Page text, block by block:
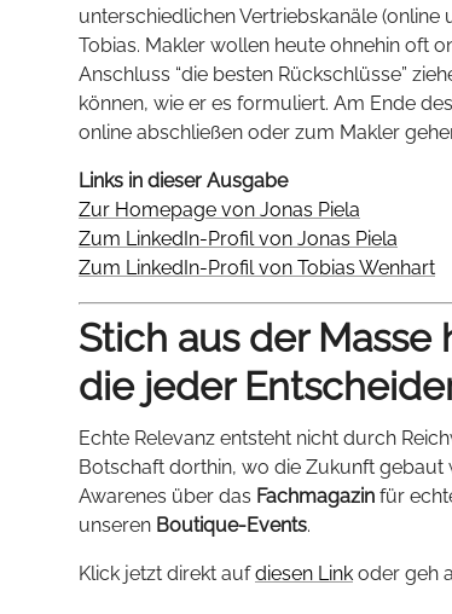
unterschiedlichen Vertriebskanäle
Tobias. Makler wollen heute ohnehin oft
Anschluss “die besten Rückschlüsse”
können, wie er es formuliert. Am Ende
online abschließen oder zum Makler
Links in dieser Ausgabe
Zur Homepage von Jonas Piela
Zum LinkedIn-Profil von Jonas Piela
Zum LinkedIn-Profil von Tobias Wenhart
Stich aus der Masse
die jeder
Echte Relevanz entsteht nicht durch
Botschaft dorthin, wo die Zukunft gebaut
Awarenes über das Fachmagazin für
unseren Boutique-Events.
Klick jetzt direkt aufdiesen Link oder geh